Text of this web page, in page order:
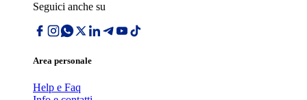
Seguici anche su
Area personale
Help e Faq